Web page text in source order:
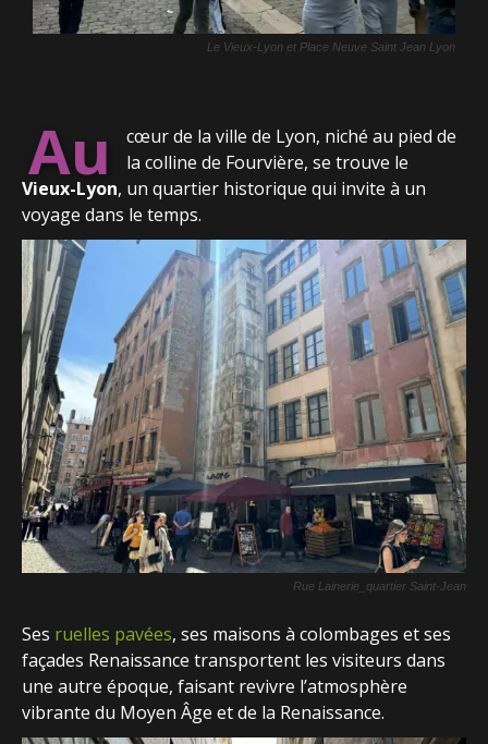
Le Vieux-Lyon et Place Neuve Saint Jean Lyon
Au
cœur de la ville de Lyon, niché au pied de
la colline de Fourvière, se trouve le
Vieux-Lyon, un quartier historique qui invite à un
voyage dans le temps.
Rue Lainerie_quartier Saint-Jean
Ses ruelles pavées, ses maisons à colombages et ses
façades Renaissance transportent les visiteurs dans
une autre époque, faisant revivre l’atmosphère
vibrante du Moyen Âge et de la Renaissance.